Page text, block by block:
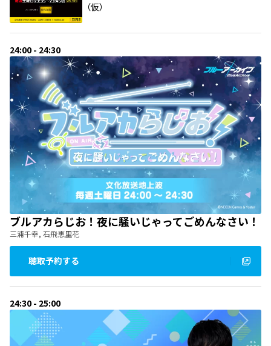
（仮）
24:00 - 24:30
ブルアカらじお！夜に騒いじゃってごめんなさい！
三浦千幸, 石飛恵里花
聴取予約する
24:30 - 25:00